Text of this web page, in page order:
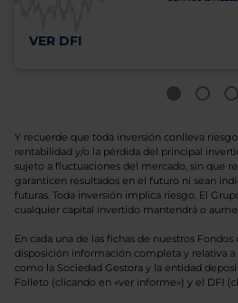
VER DFI
Y recuerde que toda inversión conlleva
rentabilidad y/o la pérdida del principal
sujeto a fluctuaciones del mercado, sin que
garanticen resultados en el futuro ni sean
futuras. Toda inversión implica riesgo. El
cualquier capital invertido mantendrá o
En cada una de las fichas de nuestros
disposición información completa y relativa a
como la Sociedad Gestora y la entidad
Folleto (clicando en «ver informe») y el DFI